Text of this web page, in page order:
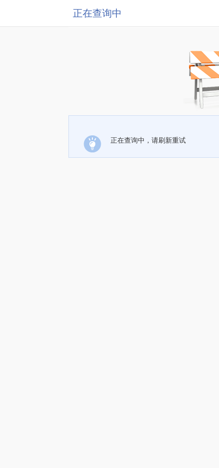
正在查询中
正在查询中，请刷新重试